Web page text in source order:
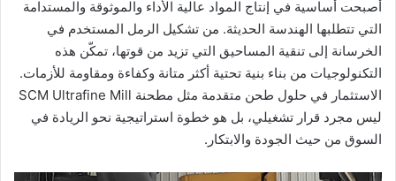
أصبحت أساسية في إنتاج المواد عالية الأداء والموثوقة والمستدامة
التي تتطلبها الهندسة الحديثة. من تشكيل الرمل المستخدم في
الخرسانة إلى تنقية المساحيق التي تزيد من قوتها، تمكّن هذه
التكنولوجيات من بناء بنية تحتية أكثر متانة وكفاءة ومقاومة للأزمات.
الاستثمار في حلول طحن متقدمة مثل مطحنة SCM Ultrafine Mill
ليس مجرد قرار تشغيلي، بل هو خطوة استراتيجية نحو الريادة في
السوق من حيث الجودة والابتكار.